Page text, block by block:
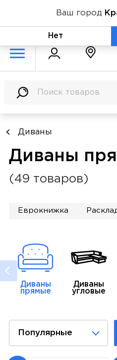
Диваны
Диваны
(49 товаров)
Еврокнижка
Диваны
прямые
Диваны
угловые
Популярные
Ваш город
Нет